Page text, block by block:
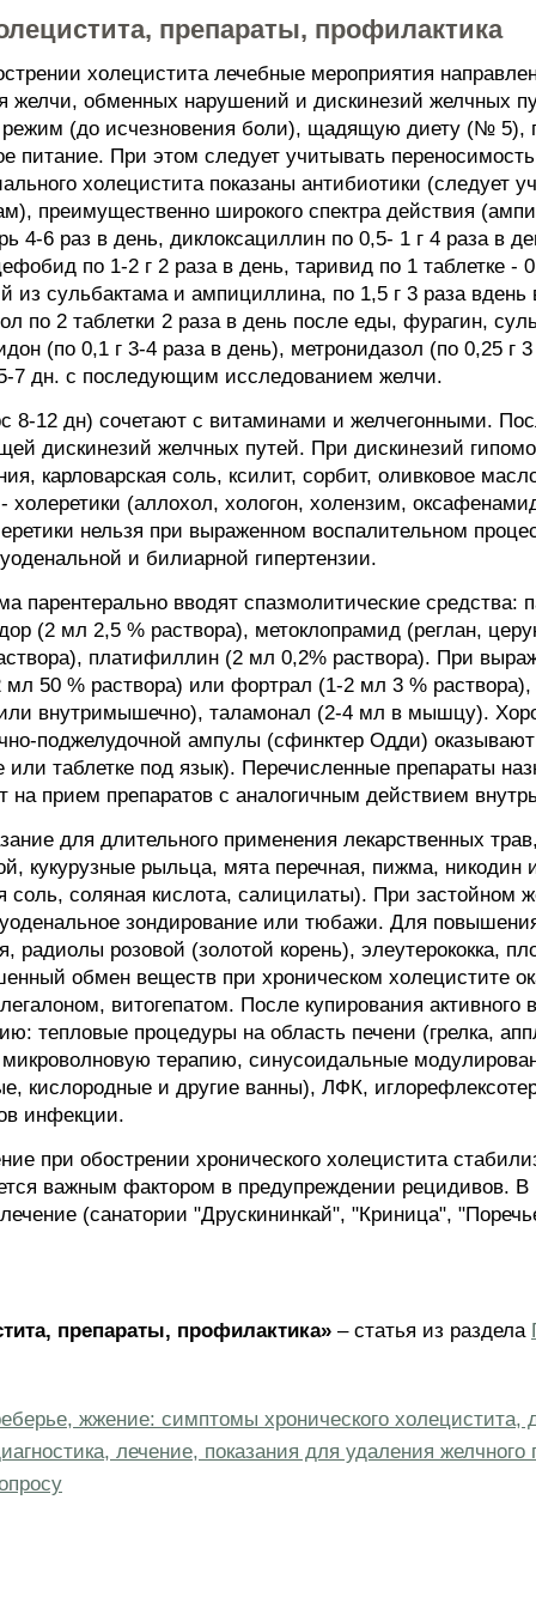
препараты, профилактика
холецистита лечебные мероприятия
желчи, обменных нарушений и дискинезий желчных
(до исчезновения боли), щадящую диету (№ 5),
питание. При этом следует учитывать
холецистита показаны антибиотики (следует
преимущественно широкого спектра действия
4-6 раз в день, диклоксациллин по 0,5- 1 г 4 раза в
по 1-2 г 2 раза в день, таривид по 1 таблетке -
из сульбактама и ампициллина, по 1,5 г 3 раза
по 2 таблетки 2 раза в день после еды, фурагин,
(по 0,1 г 3-4 раза в день), метронидазол (по 0,25 г
7 дн. с последующим исследованием желчи.
8-12 дн) сочетают с витаминами и желчегонными.
дискинезий желчных путей. При дискинезий
карловарская соль, ксилит, сорбит, оливковое
холеретики (аллохол, хологон, холензим,
нельзя при выраженном воспалительном
и билиарной гипертензии.
парентерально вводят спазмолитические средства:
(2 мл 2,5 % раствора), метоклопрамид (реглан,
платифиллин (2 мл 0,2% раствора). При
мл 50 % раствора) или фортрал (1-2 мл 3 %
внутримышечно), таламонал (2-4 мл в мышцу).
поджелудочной ампулы (сфинктер Одди) оказывают
или таблетке под язык). Перечисленные препараты
прием препаратов с аналогичным действием
для длительного применения лекарственных
кукурузные рыльца, мята перечная, пижма, никодин
соль, соляная кислота, салицилаты). При застойном
зондирование или тюбажи. Для
радиолы розовой (золотой корень), элеутерококка,
обмен веществ при хроническом холецистите
витогепатом. После купирования активного
тепловые процедуры на область печени (грелка,
терапию, синусоидальные
кислородные и другие ванны), ЛФК,
инфекции.
при обострении хронического холецистита
важным фактором в предупреждении рецидивов.
лечение (санатории "Друскининкай", "Криница",
препараты, профилактика» – статья из раздела
жжение: симптомы хронического холецистита,
лечение, показания для удаления желчного